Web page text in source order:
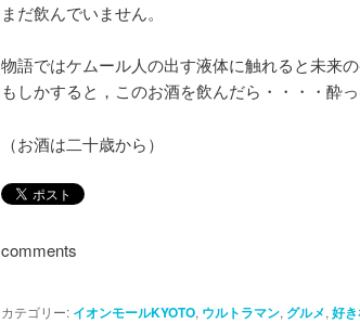
まだ飲んでいません。
物語ではケムール人の出す液体に触れると未来
もしかすると，このお酒を飲んだら・・・・酔
（お酒は二十歳から）
comments
カテゴリー: イオンモールKYOTO, ウルトラマン, グルメ, 好